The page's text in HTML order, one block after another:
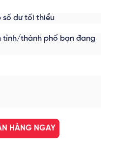
số dư tối thiểu
tỉnh/thành phố bạn đang
HÀNG NGAY